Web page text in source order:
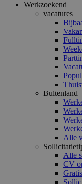
Werkzoekend
vacatures
Buitenland
Alle
Alle
CV